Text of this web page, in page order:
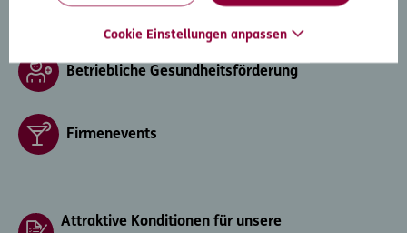
Cookie Einstellungen anpassen
Aus- und Weiterbildungsmöglichkeiten
Betriebliche Gesundheitsförderung
Firmenevents
Attraktive Konditionen für unsere